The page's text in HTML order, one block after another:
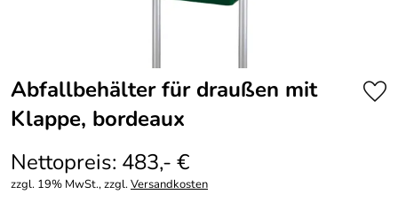
Abfallbehälter für draußen mit
Klappe, bordeaux
Nettopreis: 483,- €
zzgl. 19% MwSt., zzgl.Versandkosten